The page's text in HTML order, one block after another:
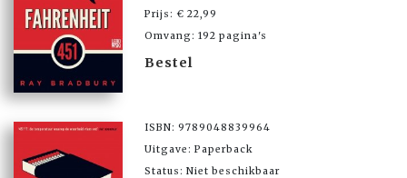
Prijs: € 22,99
Omvang: 192 pagina's
Bestel
ISBN: 9789048839964
Uitgave: Paperback
Status: Niet beschikbaar